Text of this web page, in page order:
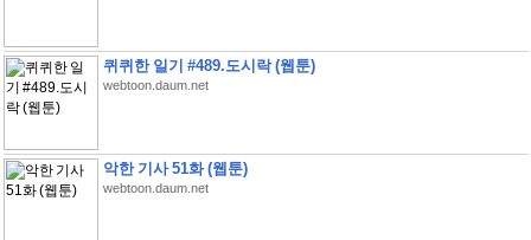
퀴퀴한 일기 #489.도시락 (웹툰)
webtoon.daum.net
악한 기사 51화 (웹툰)
webtoon.daum.net